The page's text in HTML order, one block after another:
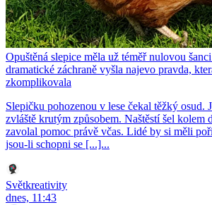
Opuštěná slepice měla už téměř nulovou
dramatické záchraně vyšla najevo pravda,
zkomplikovala
Slepičku pohozenou v lese čekal těžký osud.
zvláště krutým způsobem. Naštěstí šel kolem
zavolal pomoc právě včas. Lidé by si měli
jsou-li schopni se [...]...
Světkreativity
dnes, 11:43